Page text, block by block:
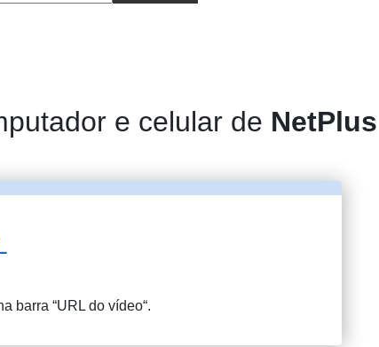
e celular de NetPlus
barra “URL do vídeo“.